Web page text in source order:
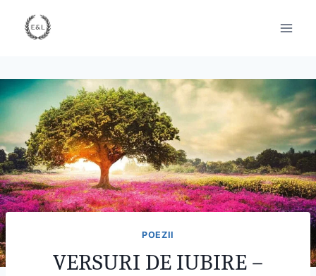
POEZII
VERSURI DE IUBIRE –